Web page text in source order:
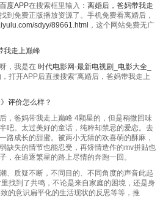
百度APP在搜索框里输入： 离婚后，爸妈带我走
到免费正版播放资源了。手机免费看离婚后，
sdyy/89661.html ，这个网站免费无广
我走上巅峰
，我是在 时代电影网-最新电视剧_电影大全_
打开APP后直接搜索“离婚后，爸妈带我走上
评价怎么样？
，爸妈带我走上巅峰 4颗星的，但是稍微回味
吧。太过美好的童话，纯粹却禁忌的爱恋。去
路成长的甜蜜。被两小无猜的欢喜萌的酥麻，
缺失的情节也能忍受，再矫情造作的mv拼贴也
，在追逐繁星的路上尽情的奔跑一回。
、质疑不断，不同目的、不同角度的声音此起
找到了共鸣，不论是来自家庭的困境，还是身
的意识扁平化的生活现状的反思等等，推